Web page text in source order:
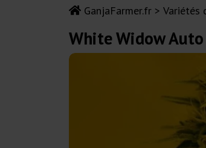
GanjaFarmer.fr Variétés
White Widow Auto